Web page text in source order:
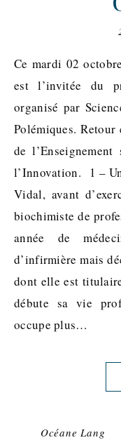
Ce mardi 02 octobre 2018 à 19h15, Frédérique Vidal,
est l’invitée du
organisé par
Polémiques.
de
l’Innovation. 1 –
Vidal, avant
biochimiste de
année de
d’infirmière mais
dont elle est
débute sa vie
occupe plus…
Océane Lang